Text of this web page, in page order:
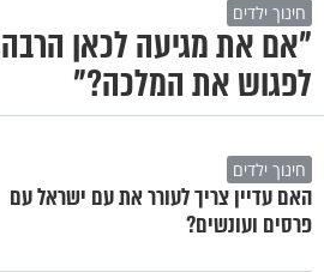
חינוך ילדים
"אם את מגיעה לכאן
לפגוש את המלכה?"
חינוך ילדים
האם עדיין צריך לעורר את עם ישראל עם
פרסים ועונשים?